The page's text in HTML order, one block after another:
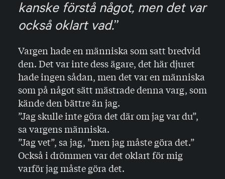
kanske förstå något, men det var
också oklart vad.
Vargen hade en människa som satt bredvid
den. Det var inte dess ägare, det här djuret
hade ingen sådan, men det var en människa
som på något sätt mästrade denna varg, som
kände den bättre än jag.
”Jag skulle inte göra det där om jag var du”,
sa vargens människa.
”Jag vet”, sa jag, ”men jag måste göra det.”
Också i drömmen var det oklart för mig
varför jag måste göra det.